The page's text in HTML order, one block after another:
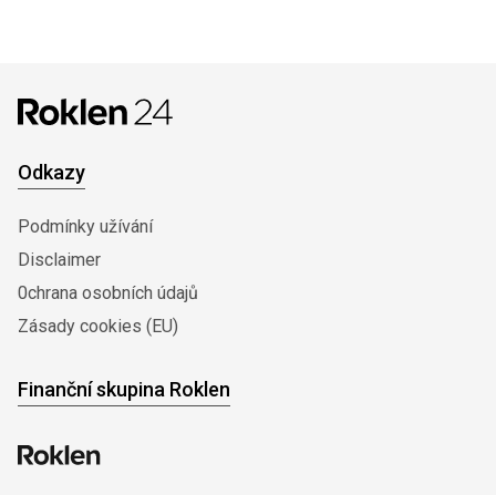
Odkazy
Podmínky užívání
Disclaimer
0chrana osobních údajů
Zásady cookies (EU)
Finanční skupina Roklen